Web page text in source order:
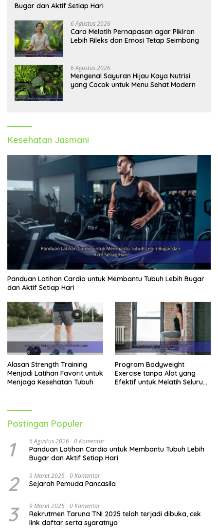
Bugar dan Aktif Setiap Hari
6 Agustus 2026
Cara Melatih Pernapasan agar Pikiran
Lebih Rileks dan Emosi Tetap Seimbang
6 Agustus 2026
Mengenal Sayuran Hijau Kaya Nutrisi
yang Cocok untuk Menu Sehat Modern
Kesehatan Jasmani
Panduan Latihan Cardio untuk Membantu Tubuh Lebih Bugar
dan Aktif Setiap Hari
Alasan Strength Training
Menjadi Latihan Favorit untuk
Menjaga Kesehatan Tubuh
Program Bodyweight
Exercise tanpa Alat yang
Efektif untuk Melatih Seluruh
Postingan Populer
1 6 Agustus 2026 0 Komentar
Panduan Latihan Cardio untuk Membantu Tubuh Lebih
Bugar dan Aktif Setiap Hari
2 9 Maret 2025 0 Komentar
Sejarah Pemuda Pancasila
3 9 Maret 2025 0 Komentar
Rekrutmen Taruna TNI 2025 telah terjadi dibuka, cek
link daftar serta syaratnya